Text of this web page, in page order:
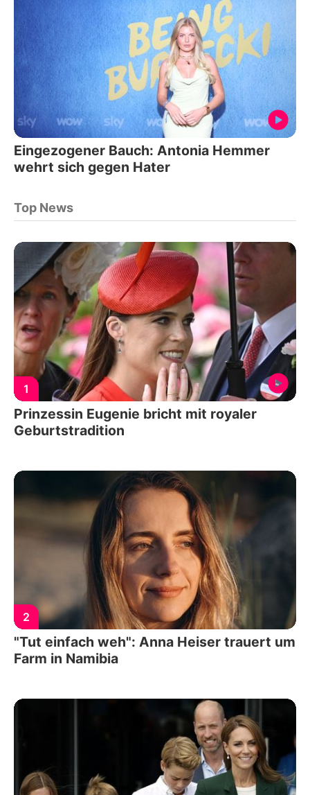
Eingezogener Bauch: Antonia Hemmer
wehrt sich gegen Hater
Top News
1
Prinzessin Eugenie bricht mit royaler
Geburtstradition
2
"Tut einfach weh": Anna Heiser trauert um
Farm in Namibia